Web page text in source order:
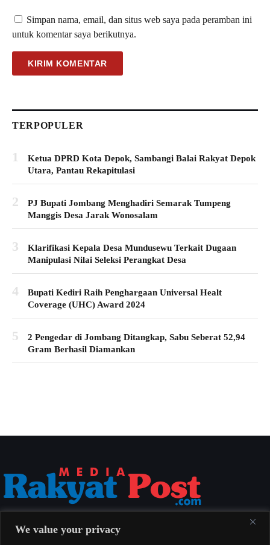
We value your privacy
Simpan nama, email, dan situs web saya pada peramban ini
untuk komentar saya berikutnya.
TERPOPULER
1
Ketua DPRD Kota Depok, Sambangi Balai Rakyat Depok
Utara, Pantau Rekapitulasi
2
PJ Bupati Jombang Menghadiri Semarak Tumpeng
Manggis Desa Jarak Wonosalam
3
Klarifikasi Kepala Desa Mundusewu Terkait Dugaan
Manipulasi Nilai Seleksi Perangkat Desa
4
Bupati Kediri Raih Penghargaan Universal Healt
Coverage (UHC) Award 2024
5
2 Pengedar di Jombang Ditangkap, Sabu Seberat 52,94
Gram Berhasil Diamankan
berimbang untuk seluruh masyarakat Indonesia.